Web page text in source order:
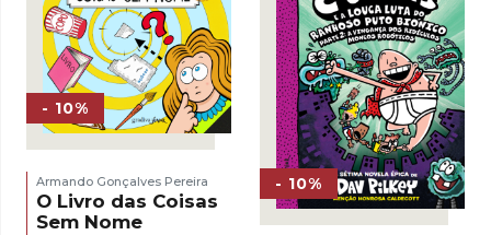
- 10%
Armando Gonçalves Pereira
O Livro das Coisas
Sem Nome
- 10%